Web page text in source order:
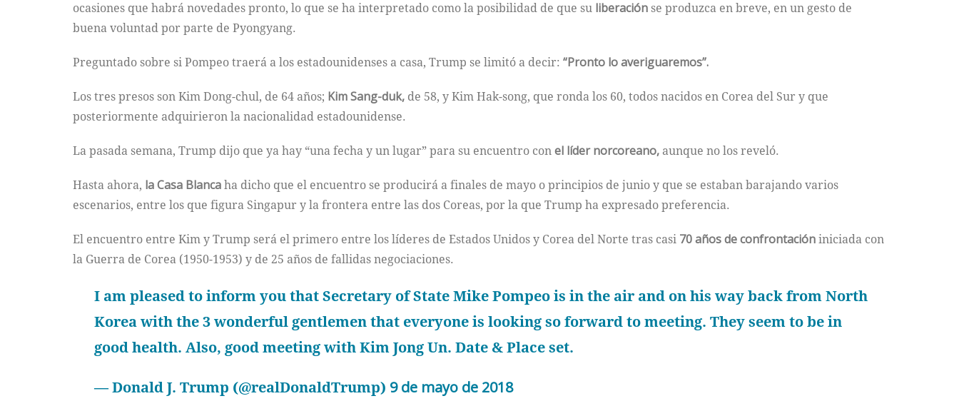
ocasiones que habrá novedades pronto, lo que se ha interpretado como la posibilidad de que su liberaciónse produzca en breve, en un gesto de
buena voluntad por parte de Pyongyang.
Preguntado sobre si Pompeo traerá a los estadounidenses a casa, Trump se limitó a decir: “Pronto lo averiguaremos”.
Los tres presos son Kim Dong-chul, de 64 años; Kim Sang-duk, de 58, y Kim Hak-song, que ronda los 60, todos nacidos en Corea del Sur y que
posteriormente adquirieron la nacionalidad estadounidense.
La pasada semana, Trump dijo que ya hay “una fecha y un lugar” para su encuentro conel líder norcoreano, aunque no los reveló.
Hasta ahora, la Casa Blancaha dicho que el encuentro se producirá a finales de mayo o principios de junio y que se estaban barajando varios
escenarios, entre los que figura Singapur y la frontera entre las dos Coreas, por la que Trump ha expresado preferencia.
El encuentro entre Kim y Trump será el primero entre los líderes de Estados Unidos y Corea del Norte tras casi 70 años de confrontacióniniciada con
la Guerra de Corea (1950-1953) y de 25 años de fallidas negociaciones.
I am pleased to inform you that Secretary of State Mike Pompeo is in the air and on his way back from North
Korea with the 3 wonderful gentlemen that everyone is looking so forward to meeting. They seem to be in
good health. Also, good meeting with Kim Jong Un. Date & Place set.
— Donald J. Trump (@realDonaldTrump) 9 de mayo de 2018